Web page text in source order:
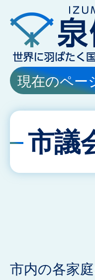
現在のペー
市議
市内の各家